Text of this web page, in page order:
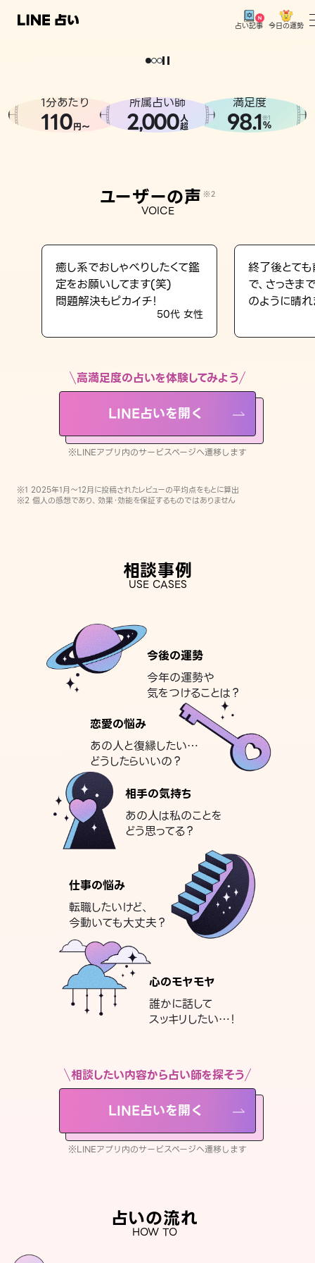
占い記事 今日の運勢
相談事例
占い記事
LINE占いを開く
※LINEアプリ内のサービスページへ遷移します
どうせなら
。
1分あたり
110円〜
所属占い師
2,000人
超
満足度
98.1※1
%
ユーザーの声 ※2
VOICE
癒し系でおしゃべりしたくて鑑
定をお願いしてます(笑)
問題解決もピカイチ！
50代 女性
終了後とて
で、さっき
のように晴れ
高満足度の占いを体験してみよう
LINE占いを開く
※LINEアプリ内のサービスページへ遷移します
※1 2025年1月〜12月に投稿されたレビューの平均点をもとに算出
※2 個人の感想であり、効果・効能を保証するものではありません
相談事例
USE CASES
今後の運勢
今年の運勢や
気をつけることは？
恋愛の悩み
あの人と復縁したい…
どうしたらいいの？
相手の気持ち
あの人は私のことを
どう思ってる？
仕事の悩み
転職したいけど、
今動いても大丈夫？
心のモヤモヤ
誰かに話して
スッキリしたい…！
相談したい内容から占い師を探そう
LINE占いを開く
※LINEアプリ内のサービスページへ遷移します
占いの流れ
HOW TO